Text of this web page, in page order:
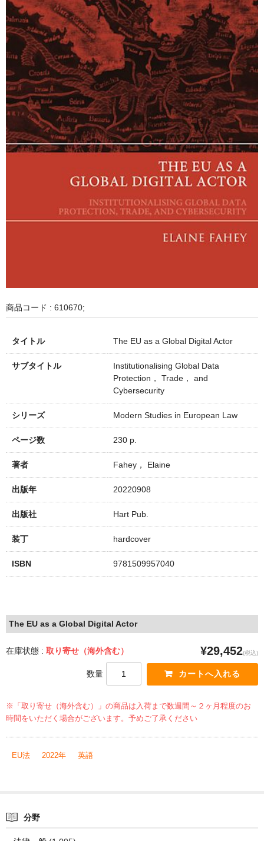
商品コード : 610670;
タイトル The EU as a Global Digital Actor
サブタイトル
Institutionalising Global Data
Protection， Trade， and
Cybersecurity
シリーズ Modern Studies in European Law
ページ数 230 p.
著者 Fahey， Elaine
出版年 20220908
出版社 Hart Pub.
装丁 hardcover
ISBN 9781509957040
The EU as a Global Digital Actor
在庫状態 : 取り寄せ（海外含む） ¥29,452(税込)
数量
※「取り寄せ（海外含む）」の商品は入荷まで数週間～２ヶ月程度のお
時間をいただく場合がございます。予めご了承ください
EU法 2022年 英語
分野